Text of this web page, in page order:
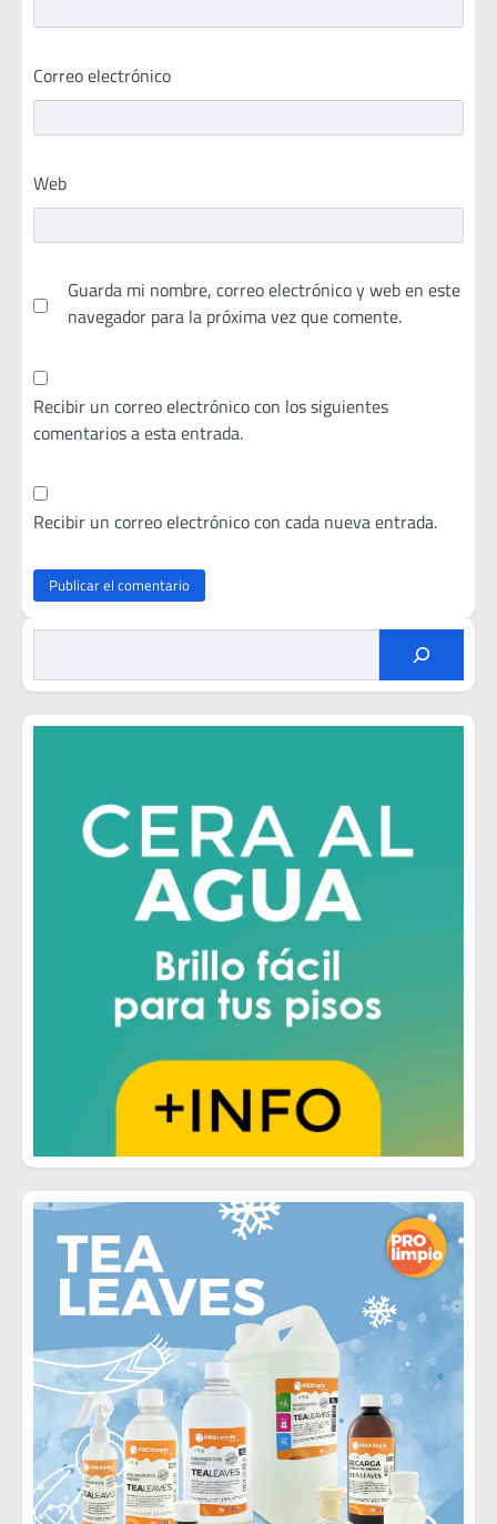
Correo electrónico
Web
Guarda mi nombre, correo electrónico y web en este
navegador para la próxima vez que comente.
Recibir un correo electrónico con los siguientes
comentarios a esta entrada.
Recibir un correo electrónico con cada nueva entrada.